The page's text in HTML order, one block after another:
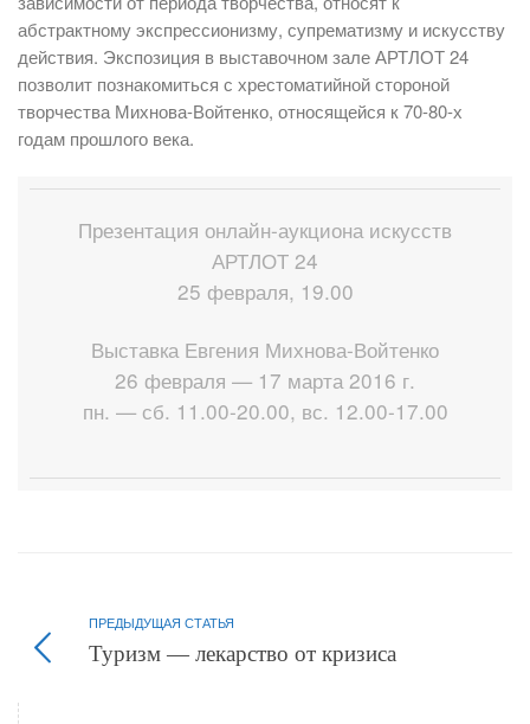
абстрактному экспрессионизму, супрематизму и искусству
действия. Экспозиция в выставочном зале АРТЛОТ 24
позволит познакомиться с хрестоматийной стороной
творчества Михнова-Войтенко, относящейся к 70-80-х
годам прошлого века.
Презентация онлайн-аукциона искусств
АРТЛОТ 24
25 февраля, 19.00
Выставка Евгения Михнова-Войтенко
26 февраля — 17 марта 2016 г.
пн. — сб. 11.00-20.00, вс. 12.00-17.00
ПРЕДЫДУЩАЯ СТАТЬЯ
Туризм — лекарство от кризиса